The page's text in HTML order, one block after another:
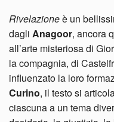
Rivelazioneè un
dagli Anagoor, ancora
all’arte misteriosa di
la compagnia, di
influenzato la loro
Curino, il testo si
ciascuna a un tema